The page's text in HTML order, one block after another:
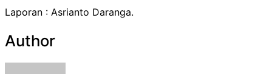
Laporan : Asrianto Daranga.
Author